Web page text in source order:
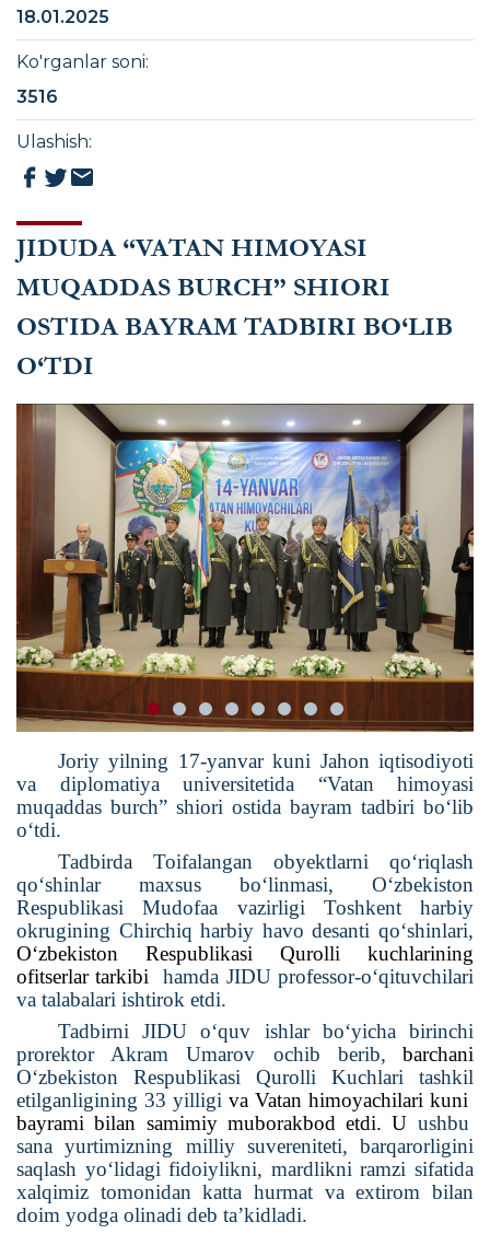
JIDUDA “VATAN HIMOYASI
MUQADDAS BURCH” SHIORI
OSTIDA BAYRAM TADBIRI BO‘LIB
O‘TDI
Joriy yilning 17-yanvar kuni Jahon iqtisodiyoti
va diplomatiya universitetida “Vatan himoyasi
muqaddas burch” shiori ostida bayram tadbiri bo‘lib
o‘tdi.
Tadbirda Toifalangan obyektlarni qo‘riqlash
qo‘shinlar maxsus bo‘linmasi, O‘zbekiston
Respublikasi Mudofaa vazirligi Toshkent harbiy
okrugining Chirchiq harbiy havo desanti qo‘shinlari,
O‘zbekiston Respublikasi Qurolli kuchlarining
ofitserlar tarkibi
hamda JIDU professor-o‘qituvchilari
va talabalari ishtirok etdi.
Tadbirni JIDU o‘quv ishlar bo‘yicha birinchi
prorektor Akram Umarov ochib berib,
barchani
O‘zbekiston Respublikasi Qurolli Kuchlari tashkil
etilganligining 33 yilligi va Vatan himoyachilari kuni
bayrami bilan samimiy muborakbod etdi. U ushbu
sana yurtimizning milliy suvereniteti, barqarorligini
saqlash yo‘lidagi fidoiylikni, mardlikni ramzi sifatida
xalqimiz tomonidan katta hurmat va extirom bilan
doim yodga olinadi deb ta’kidladi.
18.01.2025
Ko'rganlar soni:
3516
Ulashish: